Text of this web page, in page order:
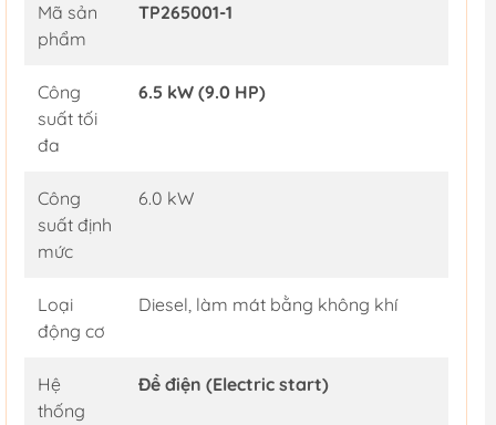
Mã sản
phẩm
TP265001-1
Công
suất tối
đa
6.5 kW (9.0 HP)
Công
suất định
mức
6.0 kW
Loại
động cơ
Diesel, làm mát bằng không khí
Hệ
thống
Đề điện (Electric start)